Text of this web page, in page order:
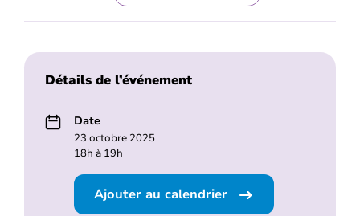
Détails de l’événement
Date
23 octobre 2025
18h à 19h
Ajouter au calendrier